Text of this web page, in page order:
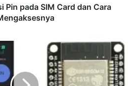
Pin pada SIM Card dan Cara